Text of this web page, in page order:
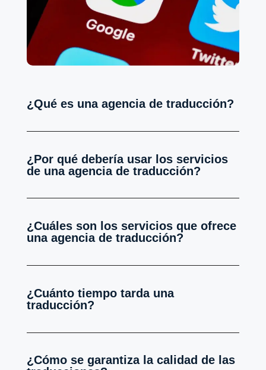
¿Qué es una agencia de traducción?
¿Por qué debería usar los servicios
de una agencia de traducción?
¿Cuáles son los servicios que ofrece
una agencia de traducción?
¿Cuánto tiempo tarda una
traducción?
¿Cómo se garantiza la calidad de las